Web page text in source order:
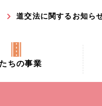
道交法に関するお知ら
ちの事業
動推進センター事業